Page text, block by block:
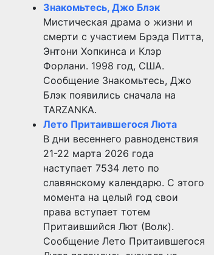
Знакомьтесь, Джо Блэк
Мистическая драма о жизни и
смерти с участием Брэда Питта,
Энтони Хопкинса и Клэр
Форлани. 1998 год, США.
Сообщение Знакомьтесь, Джо
Блэк появились сначала на
TARZANKA.
Лето Притаившегося Люта
В дни весеннего равноденствия
21-22 марта 2026 года
наступает 7534 лето по
славянскому календарю. С этого
момента на целый год свои
права вступает тотем
Притаившийся Лют (Волк).
Сообщение Лето Притаившегося